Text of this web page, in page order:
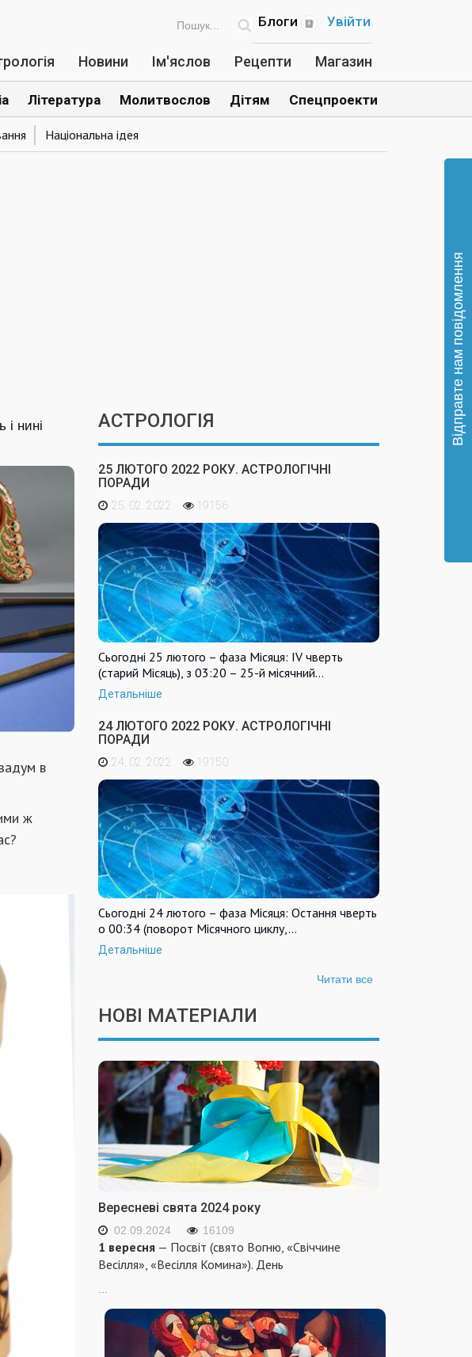
Увійти
Блоги
Новини Ім'яслов Рецепти Магазин
Національна ідея
Література Молитвослов Дітям Спецпроекти
і нині
в
ж
АСТРОЛОГІЯ
25 ЛЮТОГО 2022 РОКУ. АСТРОЛОГІЧНІ
ПОРАДИ
25. 02. 2022 19156
Сьогодні 25 лютого – фаза Місяця: IV чверть
(старий Місяць), з 03:20 – 25-й місячний…
Детальніше
24 ЛЮТОГО 2022 РОКУ. АСТРОЛОГІЧНІ
ПОРАДИ
24. 02. 2022 19150
Сьогодні 24 лютого – фаза Місяця: Остання чверть
о 00:34 (поворот Місячного циклу,…
Детальніше
Читати все
НОВІ МАТЕРІАЛИ
Вересневі свята 2024 року
02.09.2024 16109
1 вересня — Посвіт (свято Вогню, «Свіччине
Весілля», «Весілля Комина»). День
...
Відправте нам повідомлення